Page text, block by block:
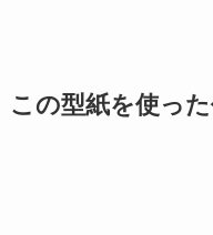
この型紙を使っ